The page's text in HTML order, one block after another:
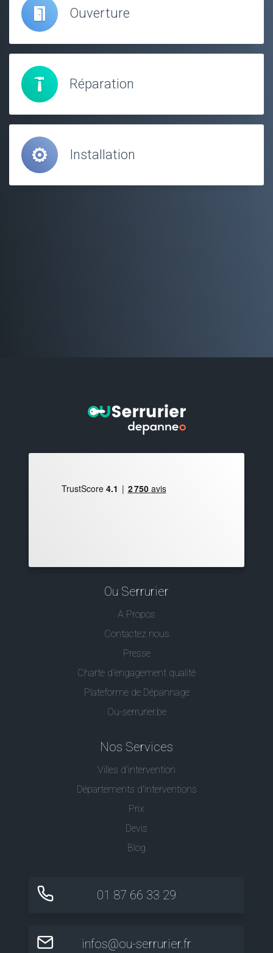
Ouverture
Réparation
Installation
Ou Serrurier
A Propos
Contactez nous
Presse
Charte d’engagement qualité
Plateforme de Dépannage
Ou-serrurier.be
Nos Services
Villes d'intervention
Départements d'interventions
Prix
Devis
Blog
01 87 66 33 29
infos@ou-serrurier.fr